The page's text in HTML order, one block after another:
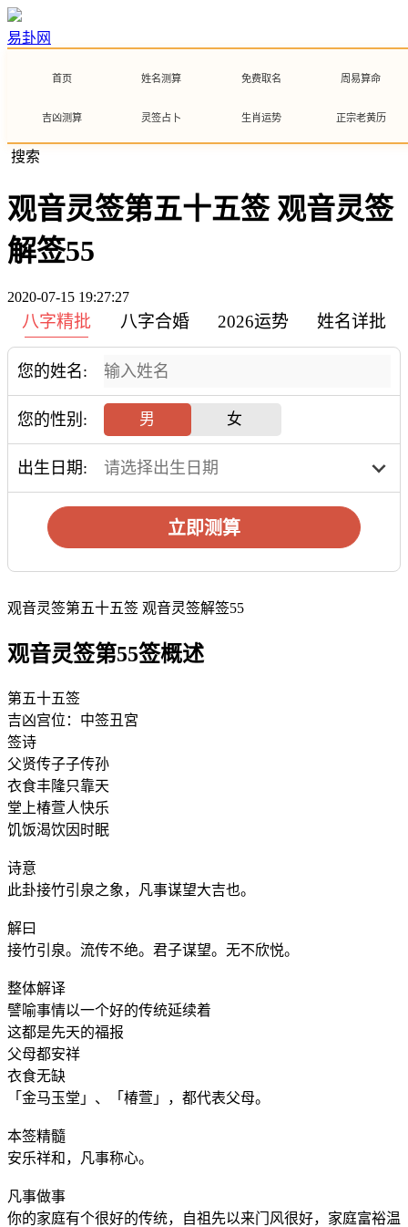
易卦网
首页 姓名测算 免费取名 周易算命
吉凶测算 灵签占卜 生肖运势 正宗老黄历
搜索
观音灵签第五十五签 观音灵签
解签55
2020-07-15 19:27:27
八字精批 八字合婚 2026运势 姓名详批
您的姓名:
您的性别: 男 女
出生日期:
立即测算
观音灵签第五十五签 观音灵签解签55
观音灵签第55签概述
第五十五签
吉凶宫位：中签丑宮
签诗
父贤传子子传孙
衣食丰隆只靠天
堂上椿萱人快乐
饥饭渴饮因时眠
诗意
此卦接竹引泉之象，凡事谋望大吉也。
解曰
接竹引泉。流传不绝。君子谋望。无不欣悦。
整体解译
譬喻事情以一个好的传统延续着
这都是先天的福报
父母都安祥
衣食无缺
「金马玉堂」、「椿萱」，都代表父母。
本签精髓
安乐祥和，凡事称心。
凡事做事
你的家庭有个很好的传统，自祖先以来门风很好，家庭富裕温